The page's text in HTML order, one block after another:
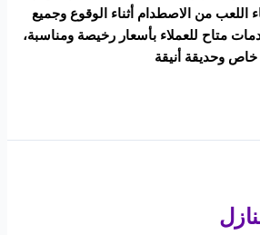
اللعب من الاصطدام أثناء الوقوع وجميع
متاح للعملاء بأسعار رخيصة ومناسبة،
وحديقة أنيقة